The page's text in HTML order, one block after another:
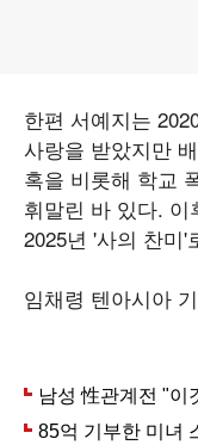
한편 서예지는
사랑을 받았지만
혹을 비롯해 학교
휘말린 바 있다. 이
2025년 '사의 찬미'
임채령 텐아시아